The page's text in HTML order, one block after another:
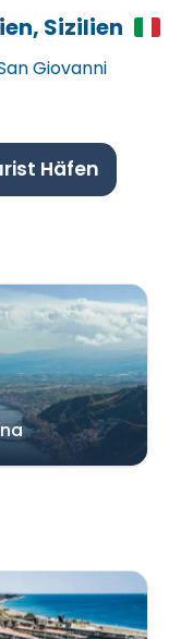
Sizilien
Giovanni
Häfen